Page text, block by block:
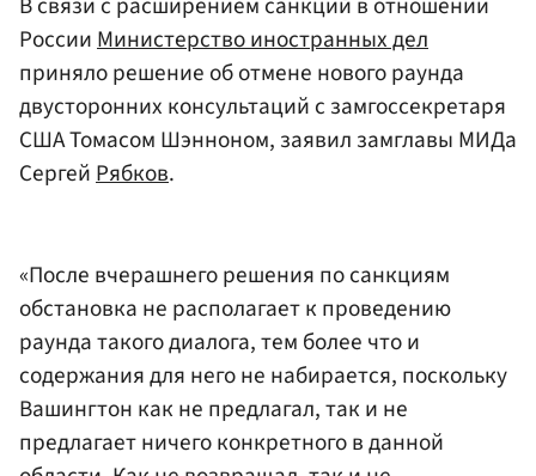
РоссииМинистерство иностранных дел
приняло решение об отмене нового раунда
двусторонних консультаций с замгоссекретаря
США Томасом Шэнноном, заявил замглавы МИДа
СергейРябков.
«После вчерашнего решения по санкциям
обстановка не располагает к проведению
раунда такого диалога, тем более что и
содержания для него не набирается, поскольку
Вашингтон как не предлагал, так и не
предлагает ничего конкретного в данной